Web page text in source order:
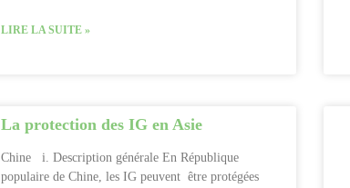
LIRE LA SUITE »
La protection des IG en Asie
Chine i. Description générale En République
populaire de Chine, les IG peuvent être protégées